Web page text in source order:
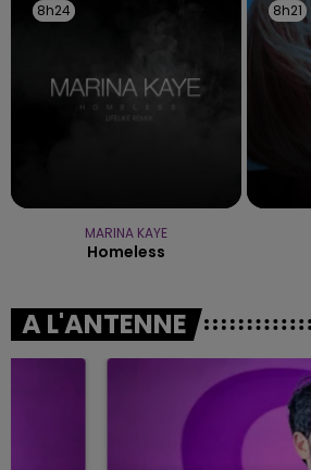
8h24
8h24
MARINA KAYE
Homeless
8h21
8h21
A L'ANTENNE